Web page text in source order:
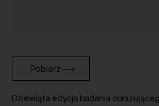
Pobierz
Dziewiąta edycja badania